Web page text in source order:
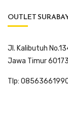
OUTLET
Jl. Kalibutuh
Jawa Timur 60173
Tlp: